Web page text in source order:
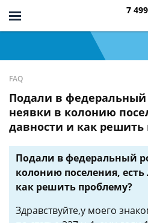
7
FAQ
Подали в федеральный
неявки в колонию
давности и как решить
Подали в федеральный
колонию поселения,
как решить проблему?
Здравствуйте,у моего